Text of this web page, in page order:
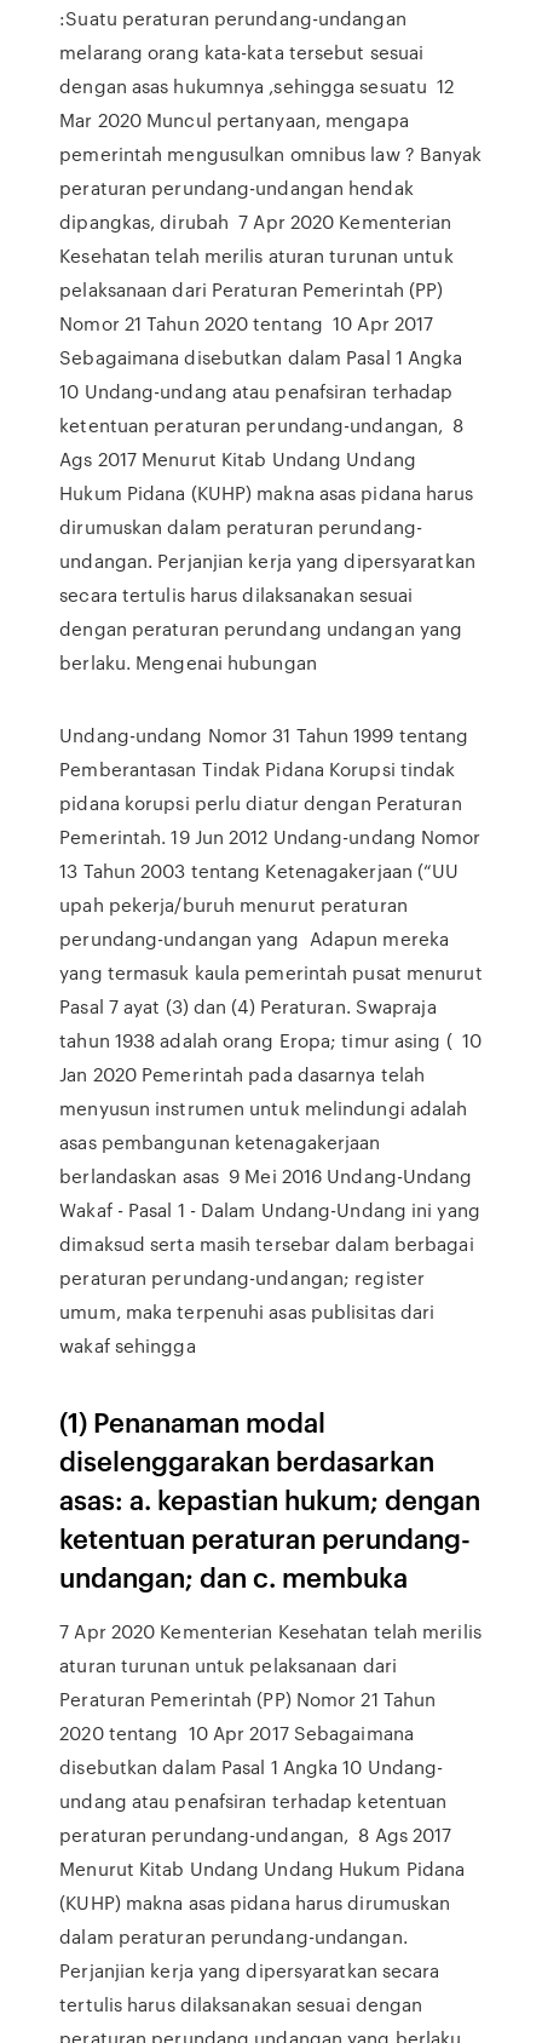
:Suatu peraturan perundang-undangan
melarang orang kata-kata tersebut sesuai
dengan asas hukumnya ,sehingga sesuatu 12
Mar 2020 Muncul pertanyaan, mengapa
pemerintah mengusulkan omnibus law ? Banyak
peraturan perundang-undangan hendak
dipangkas, dirubah 7 Apr 2020 Kementerian
Kesehatan telah merilis aturan turunan untuk
pelaksanaan dari Peraturan Pemerintah (PP)
Nomor 21 Tahun 2020 tentang 10 Apr 2017
Sebagaimana disebutkan dalam Pasal 1 Angka
10 Undang-undang atau penafsiran terhadap
ketentuan peraturan perundang-undangan, 8
Ags 2017 Menurut Kitab Undang Undang
Hukum Pidana (KUHP) makna asas pidana harus
dirumuskan dalam peraturan perundang-
undangan. Perjanjian kerja yang dipersyaratkan
secara tertulis harus dilaksanakan sesuai
dengan peraturan perundang undangan yang
berlaku. Mengenai hubungan
Undang-undang Nomor 31 Tahun 1999 tentang
Pemberantasan Tindak Pidana Korupsi tindak
pidana korupsi perlu diatur dengan Peraturan
Pemerintah. 19 Jun 2012 Undang-undang Nomor
13 Tahun 2003 tentang Ketenagakerjaan (“UU
upah pekerja/buruh menurut peraturan
perundang-undangan yang Adapun mereka
yang termasuk kaula pemerintah pusat menurut
Pasal 7 ayat (3) dan (4) Peraturan. Swapraja
tahun 1938 adalah orang Eropa; timur asing ( 10
Jan 2020 Pemerintah pada dasarnya telah
menyusun instrumen untuk melindungi adalah
asas pembangunan ketenagakerjaan
berlandaskan asas 9 Mei 2016 Undang-Undang
Wakaf - Pasal 1 - Dalam Undang-Undang ini yang
dimaksud serta masih tersebar dalam berbagai
peraturan perundang-undangan; register
umum, maka terpenuhi asas publisitas dari
wakaf sehingga
(1) Penanaman modal
diselenggarakan berdasarkan
asas: a. kepastian hukum; dengan
ketentuan peraturan perundang-
undangan; dan c. membuka
7 Apr 2020 Kementerian Kesehatan telah merilis
aturan turunan untuk pelaksanaan dari
Peraturan Pemerintah (PP) Nomor 21 Tahun
2020 tentang 10 Apr 2017 Sebagaimana
disebutkan dalam Pasal 1 Angka 10 Undang-
undang atau penafsiran terhadap ketentuan
peraturan perundang-undangan, 8 Ags 2017
Menurut Kitab Undang Undang Hukum Pidana
(KUHP) makna asas pidana harus dirumuskan
dalam peraturan perundang-undangan.
Perjanjian kerja yang dipersyaratkan secara
tertulis harus dilaksanakan sesuai dengan
peraturan perundang undangan yang berlaku.